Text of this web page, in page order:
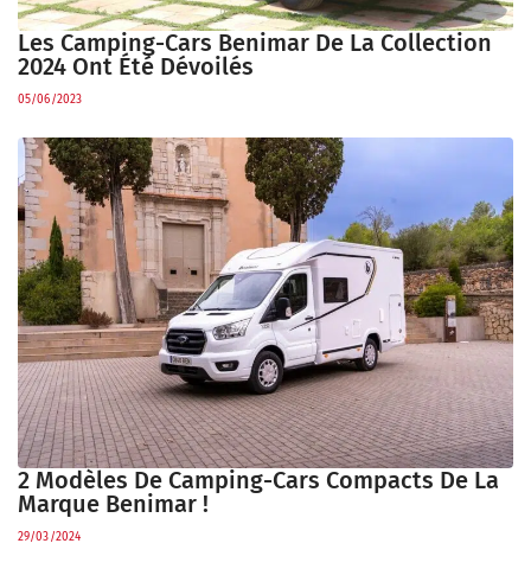
Les Camping-Cars Benimar De La Collection
2024 Ont Été Dévoilés
05/06/2023
2 Modèles De Camping-Cars Compacts De La
Marque Benimar !
29/03/2024